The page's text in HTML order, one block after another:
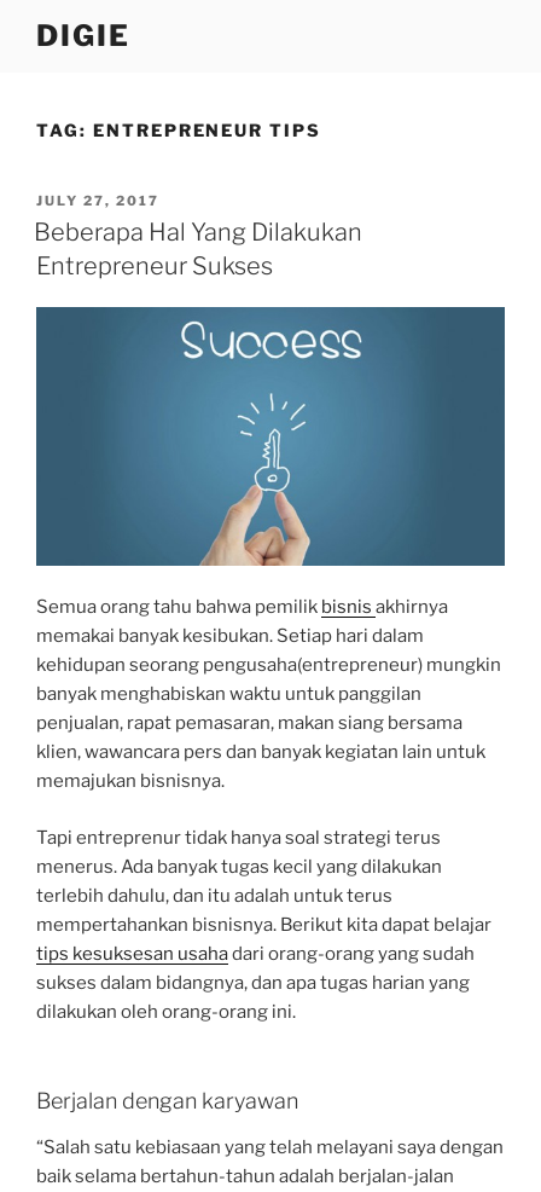
DIGIE
TAG: ENTREPRENEUR TIPS
POSTED
ON
JULY 27, 2017
Beberapa Hal Yang Dilakukan
Entrepreneur Sukses
Semua orang tahu bahwa pemilik bisnis akhirnya
memakai banyak kesibukan. Setiap hari dalam
kehidupan seorang pengusaha(entrepreneur) mungkin
banyak menghabiskan waktu untuk panggilan
penjualan, rapat pemasaran, makan siang bersama
klien, wawancara pers dan banyak kegiatan lain untuk
memajukan bisnisnya.
Tapi entreprenur tidak hanya soal strategi terus
menerus. Ada banyak tugas kecil yang dilakukan
terlebih dahulu, dan itu adalah untuk terus
mempertahankan bisnisnya. Berikut kita dapat belajar
tips kesuksesan usahadari orang-orang yang sudah
sukses dalam bidangnya, dan apa tugas harian yang
dilakukan oleh orang-orang ini.
Berjalan dengan karyawan
“Salah satu kebiasaan yang telah melayani saya dengan
baik selama bertahun-tahun adalah berjalan-jalan